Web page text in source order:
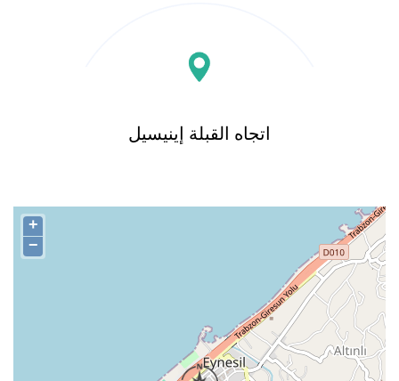
اتجاه القبلة إينيسيل
+
−